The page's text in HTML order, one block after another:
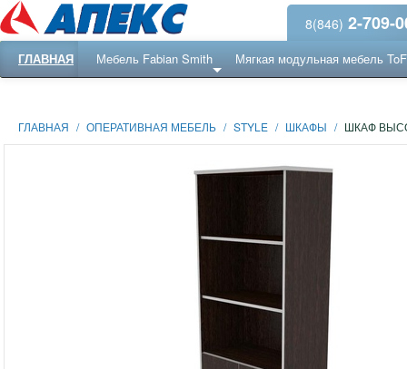
8(846) 2-709-
ГЛАВНАЯ Мебель Fabian Smith Мягкая модульная мебель
ГЛАВНАЯ / ОПЕРАТИВНАЯ МЕБЕЛЬ / STYLE / ШКАФЫ / ШКАФ